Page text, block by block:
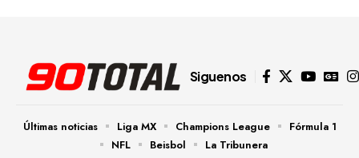
Siguenos
Últimas noticias Liga MX Champions League
Fórmula 1
NFL
Beisbol La Tribunera